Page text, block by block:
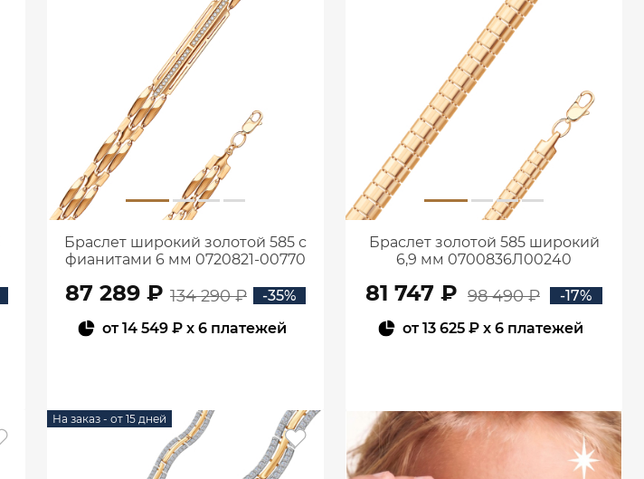
Браслет широкий золотой 585 с
фианитами 6 мм 0720821-00770
87 289 ₽ 134 290 ₽
-35%
от14 549 ₽x 6 платежей
Браслет золотой 585 широкий
6,9 мм 0700836Л00240
81 747 ₽ 98 490 ₽
-17%
от13 625 ₽x 6 платежей
На заказ - от 15 дней